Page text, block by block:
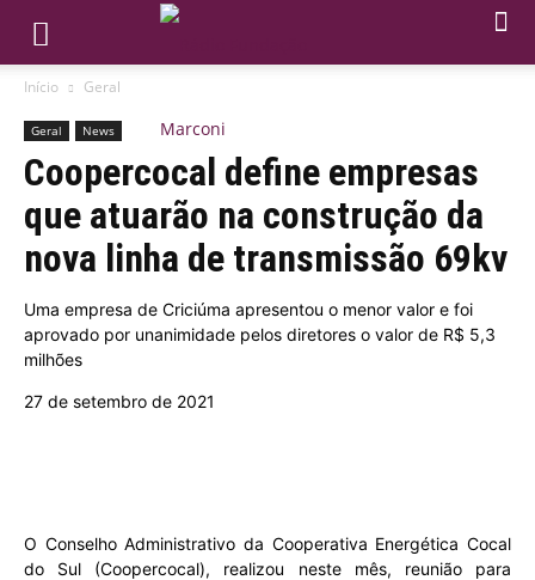
Início Geral
Geral News
Coopercocal define empresas
que atuarão na construção da
nova linha de transmissão 69kv
Uma empresa de Criciúma apresentou o menor valor e foi
aprovado por unanimidade pelos diretores o valor de R$ 5,3
milhões
27 de setembro de 2021
O Conselho Administrativo da Cooperativa Energética Cocal
do Sul (Coopercocal), realizou neste mês, reunião para